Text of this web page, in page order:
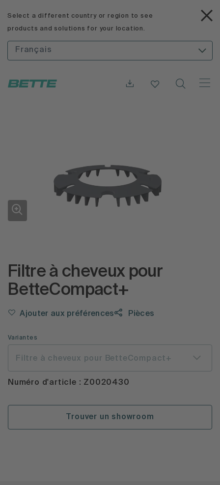
Select a different country or region to see
products and solutions for your location.
Français
Filtre à cheveux pour
BetteCompact+
Ajouter aux préférences Pièces
Variantes
Filtre à cheveux pour BetteCompact+
Numéro d'article : Z0020430
Trouver un showroom